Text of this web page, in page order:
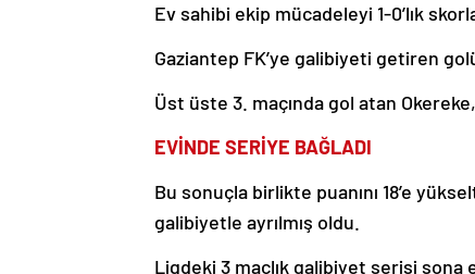
Ev sahibi ekip mücadeleyi 1-0’lık
Gaziantep FK’ye galibiyeti getiren
Üst üste 3. maçında gol atan
EVİNDE SERİYE BAĞLADI
Bu sonuçla birlikte puanını 18’e
galibiyetle ayrılmış oldu.
Ligdeki 3 maçlık galibiyet serisi sona